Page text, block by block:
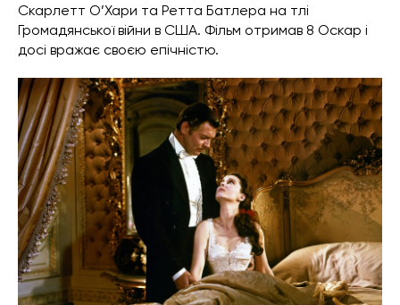
Скарлетт О’Хари та Ретта Батлера на тлі
Громадянської війни в США. Фільм отримав 8 Оскар і
досі вражає своєю епічністю.